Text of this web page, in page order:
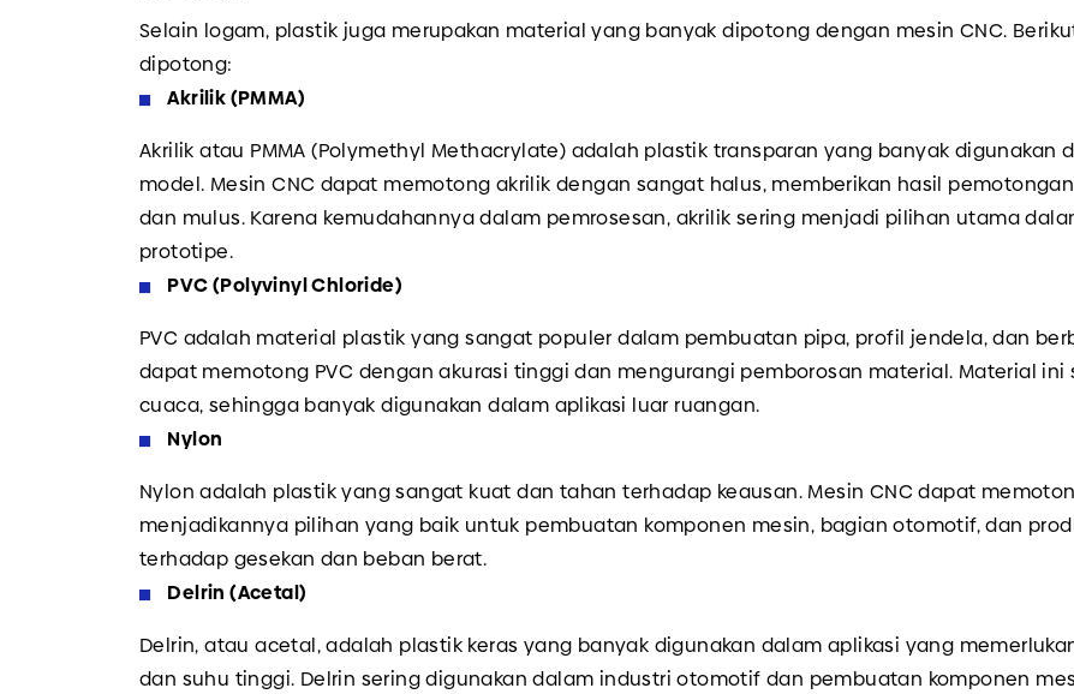
Selain logam, plastik juga merupakan material yang banyak dipotong dengan mesin CNC.
dipotong:
Akrilik (PMMA)
Akrilik atau PMMA (Polymethyl Methacrylate) adalah plastik transparan yang banyak digunakan
model. Mesin CNC dapat memotong akrilik dengan sangat halus, memberikan hasil
dan mulus. Karena kemudahannya dalam pemrosesan, akrilik sering menjadi pilihan utama
prototipe.
PVC (Polyvinyl Chloride)
PVC adalah material plastik yang sangat populer dalam pembuatan pipa, profil jendela, dan
dapat memotong PVC dengan akurasi tinggi dan mengurangi pemborosan material. Material
cuaca, sehingga banyak digunakan dalam aplikasi luar ruangan.
Nylon
Nylon adalah plastik yang sangat kuat dan tahan terhadap keausan. Mesin CNC dapat
menjadikannya pilihan yang baik untuk pembuatan komponen mesin, bagian otomotif, dan
terhadap gesekan dan beban berat.
Delrin (Acetal)
Delrin, atau acetal, adalah plastik keras yang banyak digunakan dalam aplikasi yang
dan suhu tinggi. Delrin sering digunakan dalam industri otomotif dan pembuatan komponen